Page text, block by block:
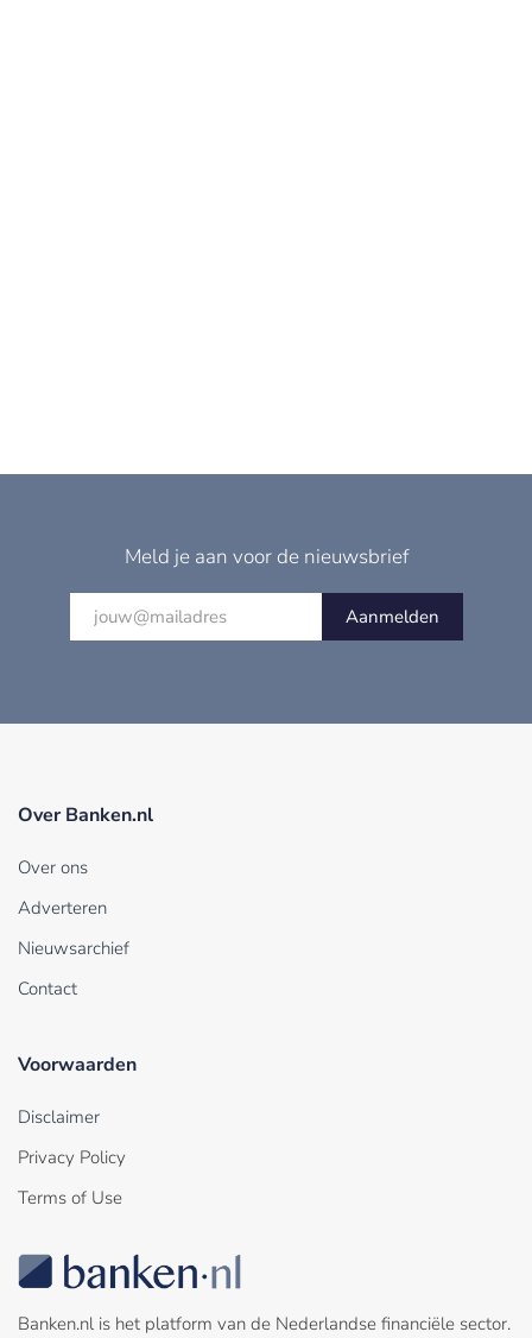
Meld je aan voor de nieuwsbrief
Aanmelden
Over Banken.nl
Over ons
Adverteren
Nieuwsarchief
Contact
Voorwaarden
Disclaimer
Privacy Policy
Terms of Use
Banken.nl is het platform van de Nederlandse financiële sector.